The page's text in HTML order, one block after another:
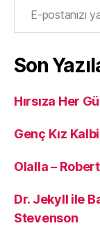
Son
Hırsıza Her
Genç Kız
Olalla –
Dr. Jekyll ile
Stevenson